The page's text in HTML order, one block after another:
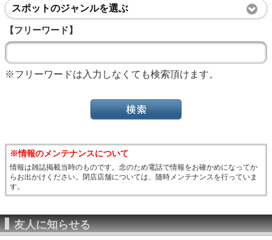
スポットのジャンルを選ぶ
【フリーワード】
※フリーワードは入力しなくても検索頂けます。
※情報のメンテナンスについて
情報は雑誌掲載当時のものです。念のため電話で情報をお確かめになってか
らお出かけください。閉店店舗については、随時メンテナンスを行っていま
す。
友人に知らせる